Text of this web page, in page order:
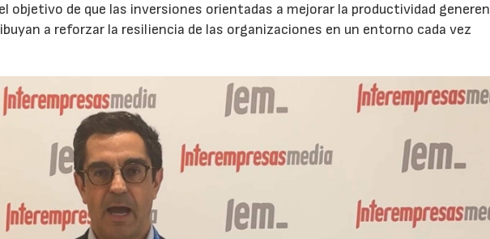
objetivo de que las inversiones orientadas a mejorar la productividad generen
a reforzar la resiliencia de las organizaciones en un entorno cada vez